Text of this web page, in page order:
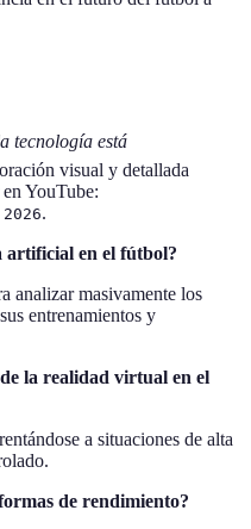
tecnología está
visual y detallada
YouTube:
.
artificial en el fútbol?
analizar masivamente los
entrenamientos y
la realidad virtual en el
a situaciones de alta
de rendimiento?